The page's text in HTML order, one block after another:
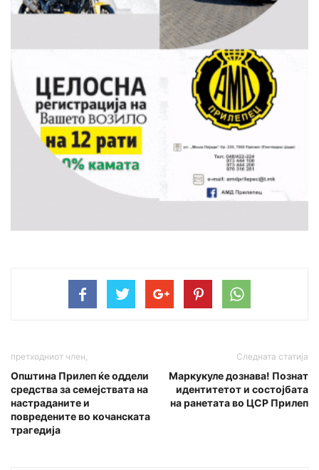
претходниот член,
Општина Прилеп ќе оддели
средства за семејствата на
настраданите и
повредените во кочанската
тpaгедија
Следната статија
Maркукуле дознава! Познат
идентитетот и состојбата
на ранетата во ЦСР Прилеп